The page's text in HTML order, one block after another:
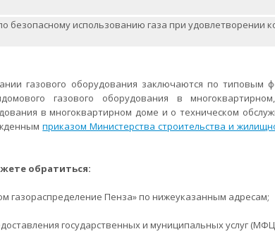
безопасному использованию газа при удовлетворении
газового оборудования заключаются по типовым
газового оборудования в
в многоквартирном доме и о техническом
приказом Министерства строительства и
обратиться:
газораспределение Пенза» по нижеуказанным адресам;
государственных и муниципальных услуг